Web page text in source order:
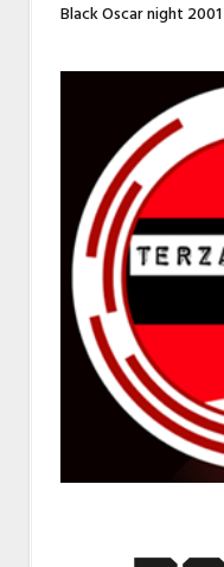
Black Oscar night 2001